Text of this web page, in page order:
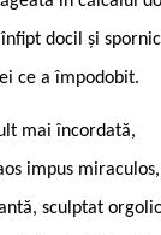
docil și
ce a împodobit.
mai încordată,
impus miraculos,
sculptat